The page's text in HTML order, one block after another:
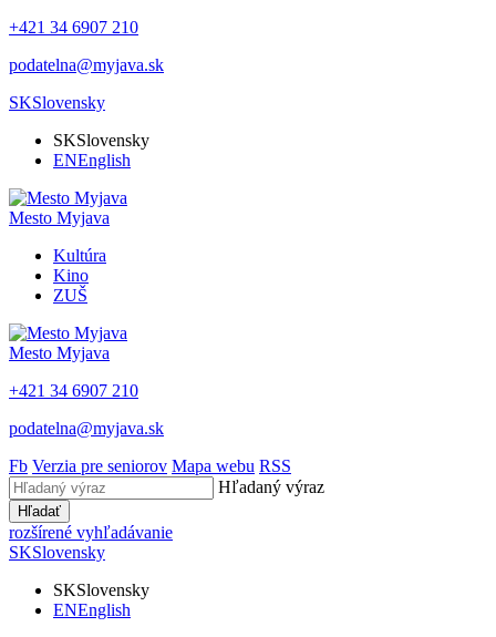
+421 34 6907 210
podatelna@myjava.sk
SKSlovensky
SKSlovensky
ENEnglish
Mesto Myjava
Kultúra
Kino
ZUŠ
Mesto Myjava
+421 34 6907 210
podatelna@myjava.sk
Fb Verzia pre seniorov Mapa webu RSS
Hľadaný výraz
Hľadať
rozšírené vyhľadávanie
SKSlovensky
SKSlovensky
ENEnglish